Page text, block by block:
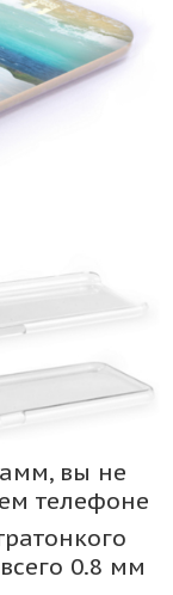
вы не
телефоне
0.8 мм